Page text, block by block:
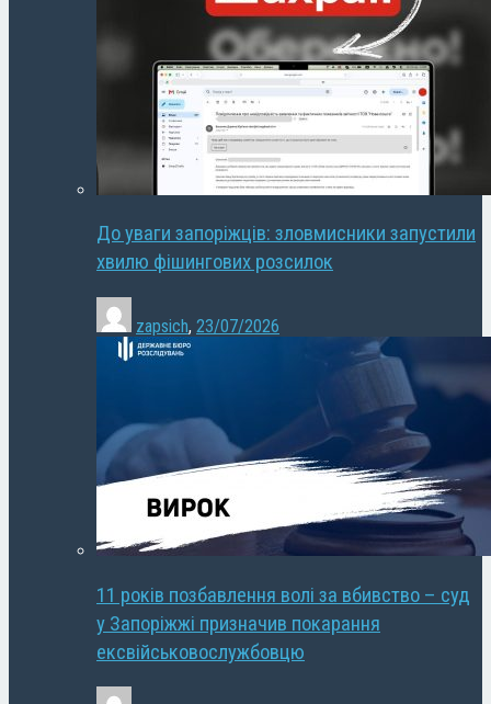
До уваги запоріжців: зловмисники запустили
хвилю фішингових розсилок
zapsich, 23/07/2026
11 років позбавлення волі за вбивство – суд
у Запоріжжі призначив покарання
ексвійськовослужбовцю